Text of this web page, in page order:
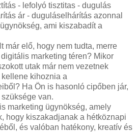
- lefolyó tisztitas - dugulás
ár - duguláselhárítás azonnal
ami kiszabadít a
már elő, hogy nem tudta, merre
marketing téren? Mikor
utak már nem vezetnek
kihoznia a
Ha Ön is hasonló cipőben jár,
van.
marketing ügynökség, amely
hogy kiszakadjanak a hétköznapi
és valóban hatékony, kreatív és